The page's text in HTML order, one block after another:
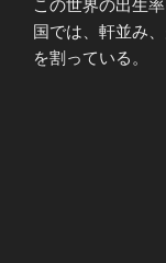
この世界の出生
国では、軒並み
を割っている。